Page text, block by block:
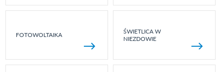
FOTOWOLTAIKA
ŚWIETLICA W
NIEZDOWIE